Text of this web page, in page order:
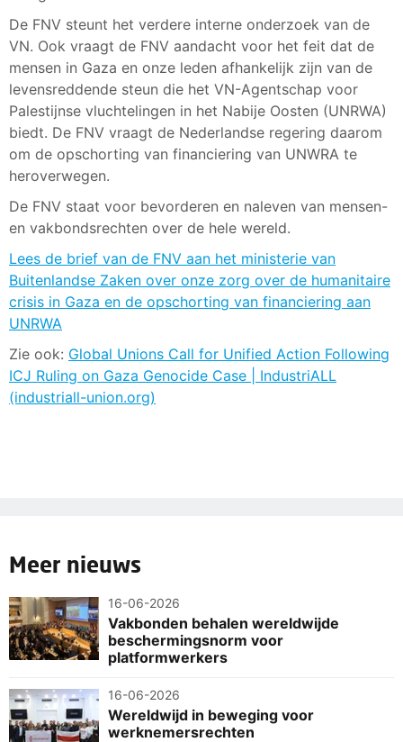
De FNV steunt het verdere interne onderzoek van de
VN. Ook vraagt de FNV aandacht voor het feit dat de
mensen in Gaza en onze leden afhankelijk zijn van de
levensreddende steun die het VN-Agentschap voor
Palestijnse vluchtelingen in het Nabije Oosten (UNRWA)
biedt. De FNV vraagt de Nederlandse regering daarom
om de opschorting van financiering van UNWRA te
heroverwegen.
De FNV staat voor bevorderen en naleven van mensen-
en vakbondsrechten over de hele wereld.
Lees de brief van de FNV aan het ministerie van
Buitenlandse Zaken over onze zorg over de humanitaire
crisis in Gaza en de opschorting van financiering aan
UNRWA
Zie ook: Global Unions Call for Unified Action Following
ICJ Ruling on Gaza Genocide Case | IndustriALL
(industriall-union.org)
Meer nieuws
16-06-2026
Vakbonden behalen wereldwijde
beschermingsnorm voor
platformwerkers
16-06-2026
Wereldwijd in beweging voor
werknemersrechten